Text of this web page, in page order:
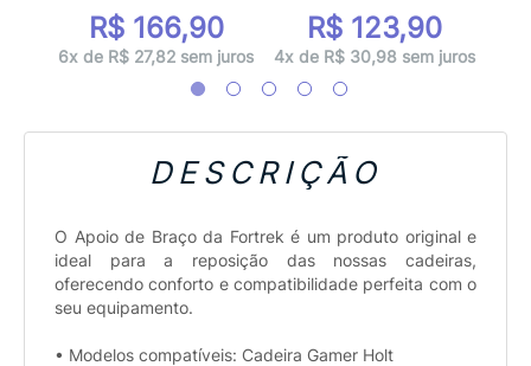
R$ 166,90
6x de R$ 27,82 sem juros
R$ 123,90
4x de R$ 30,98 sem juros
DESCRIÇÃO
O Apoio de Braço da Fortrek é um produto original e
ideal para a reposição das nossas cadeiras,
oferecendo conforto e compatibilidade perfeita com o
seu equipamento.
• Modelos compatíveis: Cadeira Gamer Holt